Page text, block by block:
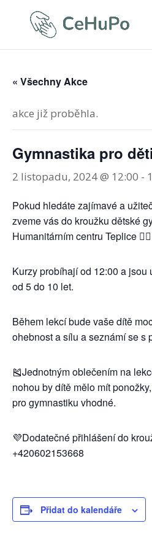
« Všechny Akce
akce již proběhla.
Gymnastika pro děti
2 listopadu, 2024 @ 12:00 -
Pokud hledáte zajímavé a
zveme vás do kroužku dětské
Humanitárním centru Teplice
Kurzy probíhají od 12:00 a jsou
od 5 do 10 let.
Během lekcí bude vaše dítě
ohebnost a sílu a seznámí se s
🎽Jednotným oblečením na
nohou by dítě mělo mít
pro gymnastiku vhodné.
💜Dodatečné přihlášení do
+420602153668
Přidat do kalendáře